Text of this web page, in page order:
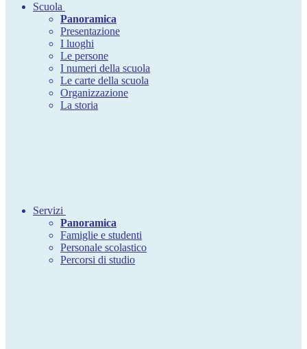
Scuola
Panoramica
Presentazione
I luoghi
Le persone
I numeri della scuola
Le carte della scuola
Organizzazione
La storia
Servizi
Panoramica
Famiglie e studenti
Personale scolastico
Percorsi di studio